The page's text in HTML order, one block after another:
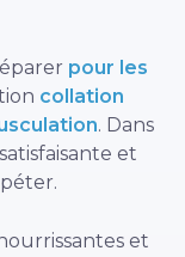
pour les
collation
. Dans
et
et